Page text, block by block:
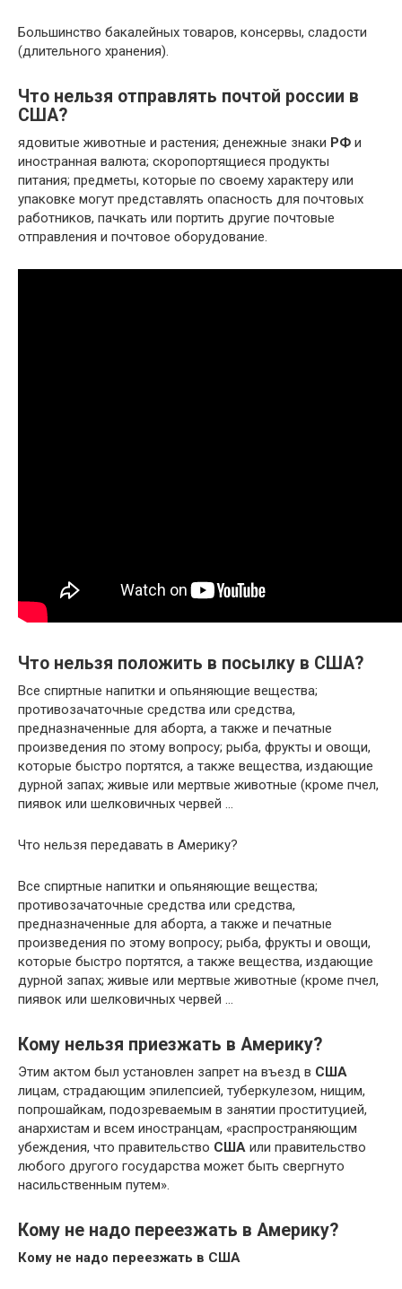
Большинство бакалейных товаров, консервы, сладости
(длительного хранения).
Что нельзя отправлять почтой россии в
США?
ядовитые животные и растения; денежные знаки РФ и
иностранная валюта; скоропортящиеся продукты
питания; предметы, которые по своему характеру или
упаковке могут представлять опасность для почтовых
работников, пачкать или портить другие почтовые
отправления и почтовое оборудование.
Что нельзя положить в посылку в США?
Все спиртные напитки и опьяняющие вещества;
противозачаточные средства или средства,
предназначенные для аборта, а также и печатные
произведения по этому вопросу; рыба, фрукты и овощи,
которые быстро портятся, а также вещества, издающие
дурной запах; живые или мертвые животные (кроме пчел,
пиявок или шелковичных червей …
Что нельзя передавать в Америку?
Все спиртные напитки и опьяняющие вещества;
противозачаточные средства или средства,
предназначенные для аборта, а также и печатные
произведения по этому вопросу; рыба, фрукты и овощи,
которые быстро портятся, а также вещества, издающие
дурной запах; живые или мертвые животные (кроме пчел,
пиявок или шелковичных червей …
Кому нельзя приезжать в Америку?
Этим актом был установлен запрет на въезд в США
лицам, страдающим эпилепсией, туберкулезом, нищим,
попрошайкам, подозреваемым в занятии проституцией,
анархистам и всем иностранцам, «распространяющим
убеждения, что правительство США или правительство
любого другого государства может быть свергнуто
насильственным путем».
Кому не надо переезжать в Америку?
Кому не надо переезжать в США